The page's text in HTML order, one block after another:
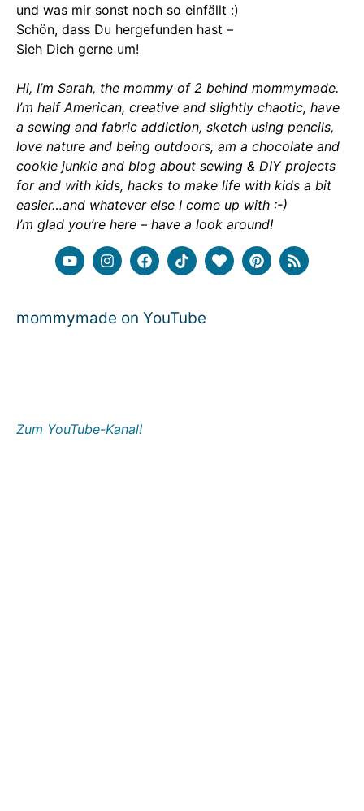
und was mir sonst noch so einfällt :)
Schön, dass Du hergefunden hast –
Sieh Dich gerne um!
Hi, I’m Sarah, the mommy of 2 behind mommymade.
I’m half American, creative and slightly chaotic, have
a sewing and fabric addiction, sketch using pencils,
love nature and being outdoors, am a chocolate and
cookie junkie and blog about sewing & DIY projects
for and with kids, hacks to make life with kids a bit
easier…and whatever else I come up with :-)
I’m glad you’re here – have a look around!
mommymade on YouTube
Zum YouTube-Kanal!